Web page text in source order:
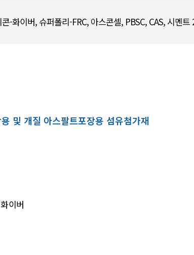
-화이버, 슈퍼폴리-FRC, 아스콘셀, PBSC, CAS, 시멘
및 개질 아스팔트포장용 섬유첨가재
이버